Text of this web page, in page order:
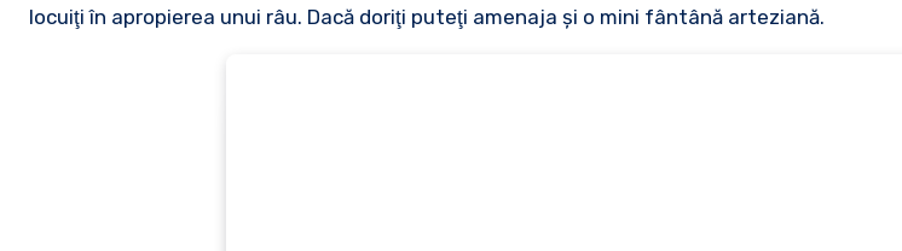
locuiţi în apropierea unui râu. Dacă doriţi puteţi amenaja şi o mini fântână arteziană.